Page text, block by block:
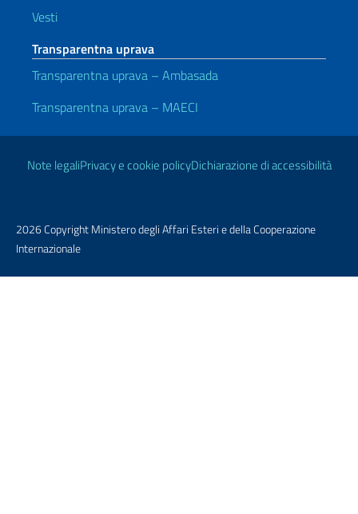
Vesti
Transparentna uprava
Transparentna uprava – Ambasada
Transparentna uprava – MAECI
Korisni linkovi
Note legaliPrivacy e cookie policyDichiarazione di accessibilità
2026 Copyright Ministero degli Affari Esteri e della Cooperazione
Internazionale